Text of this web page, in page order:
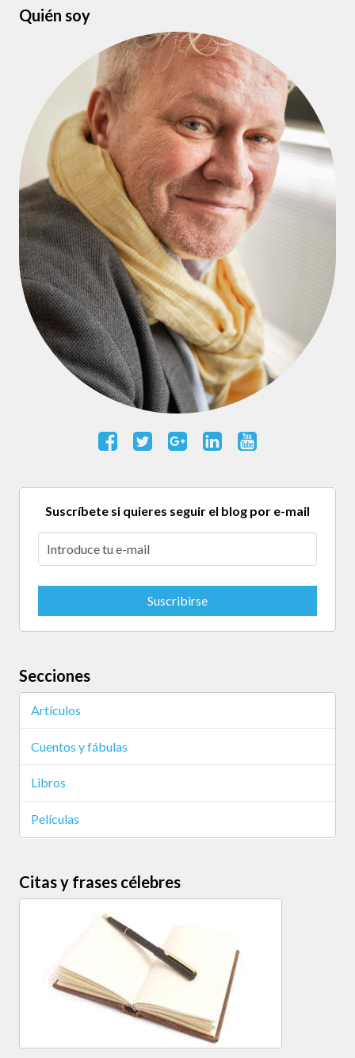
Quién soy
Suscríbete si quieres seguir el blog por e-mail
Secciones
Artículos
Cuentos y fábulas
Libros
Películas
Citas y frases célebres